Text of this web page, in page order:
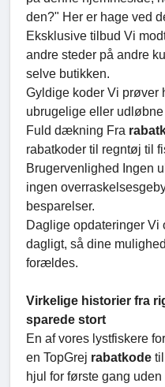
den?" Her er hage ved
Eksklusive tilbud Vi
andre steder på andre
selve butikken.
Gyldige koder Vi prøver
ubrugelige eller udløbne
Fuld dækning Fra
rabatkoder til regntøj til
Brugervenlighed Ingen
ingen
besparelser.
Daglige opdateringer Vi
dagligt, så dine
forældes.
Virkelige historier fra
sparede stort
En af vores lystfiskere
en TopGrej rabatkode
hjul for første gang